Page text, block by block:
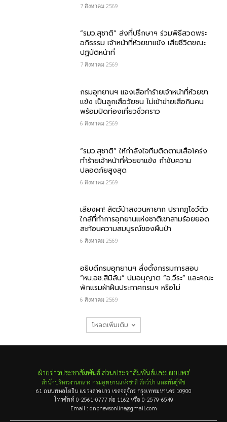
7 สิงหาคม 2569
“รมว.สุชาติ” ส่งที่ปรึกษาฯ ร่วมพิธีสวดพระ
อภิธรรม เจ้าหน้าที่ห้วยขาแข้ง เสียชีวิตขณะ
ปฏิบัติหน้าที่
7 สิงหาคม 2569
กรม​อุทยานฯ แจงเสือทำร้ายเจ้าหน้าที่ห้วยขา
แข้ง เป็นลูกเสือวัยซน ไม่เข้าข่ายเสือกินคน
พร้อมปิดท่องเที่ยวชั่วคราว
6 สิงหาคม 2569
“รมว.สุชาติ” ให้กำลังใจทีมติดตามเสือโคร่ง
ทำร้ายเจ้าหน้าที่ห้วยขาแข้ง กำชับความ
ปลอดภัยสูงสุด
6 สิงหาคม 2569
เลียงผา! สัตว์ป่าสงวนหายาก ปรากฏโชว์ตัว
ใกล้ที่ทำการอุทยานแห่งชาติเขาสามร้อยยอด
สะท้อนความสมบูรณ์ของผืนป่า
6 สิงหาคม 2569
อธิบดีกรมอุทยานฯ​ สั่งตั้งกรรมการสอบ
“หน.อช.สิมิลัน” ปมอนุญาต “อ.วีระ” และคณะ
พักแรมฝ่าฝืนประกาศกรมฯ หรือไม่
6 สิงหาคม 2569
โหลดเพิ่มเติม
ฝ่ายข่าวประชาสัมพันธ์ ส่วนประชาสัมพันธ์และเผยแพร่
สำนักบริหารงานกลาง กรมอุทยานแห่งชาติ สัตว์ป่า และพันธุ์พืช
61 ถนนพหลโยธิน แขวงลาดยาว เขตจตุจักร กรุงเทพมหานคร 10900
โทรศัพท์ 0-2561-0777 ต่อ 1162 หรือ 0-2579-6549
Email : dnpnewsonline@gmail.com